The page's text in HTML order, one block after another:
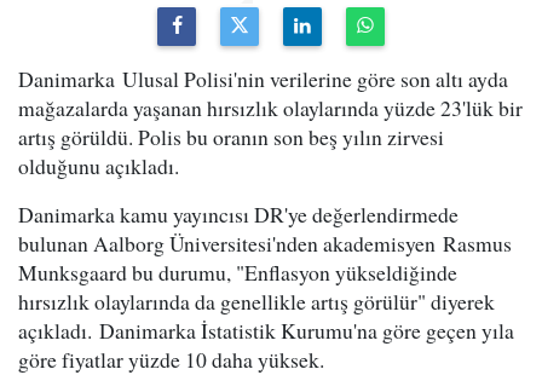
Danimarka Ulusal Polisi'nin verilerine göre son altı ayda
mağazalarda yaşanan hırsızlık olaylarında yüzde 23'lük bir
artış görüldü. Polis bu oranın son beş yılın zirvesi
olduğunu açıkladı.
Danimarka kamu yayıncısı DR'ye değerlendirmede
bulunan Aalborg Üniversitesi'nden akademisyen Rasmus
Munksgaard bu durumu, "Enflasyon yükseldiğinde
hırsızlık olaylarında da genellikle artış görülür" diyerek
açıkladı. Danimarka İstatistik Kurumu'na göre geçen yıla
göre fiyatlar yüzde 10 daha yüksek.